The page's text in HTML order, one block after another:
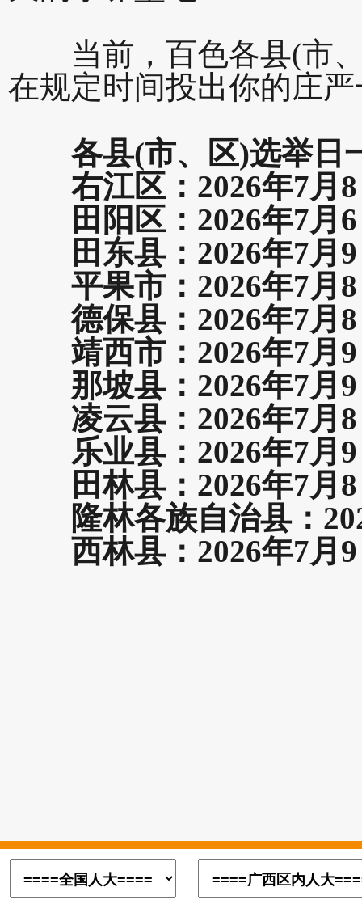
当前，百色各县(市、
在规定时间投出你的庄
各县(市、区)选举日
右江区：2026年7月8
田阳区：2026年7月6
田东县：2026年7月9
平果市：2026年7月8
德保县：2026年7月8
靖西市：2026年7月9
那坡县：2026年7月9
凌云县：2026年7月8
乐业县：2026年7月9
田林县：2026年7月8
隆林各族自治县：
西林县：2026年7月9